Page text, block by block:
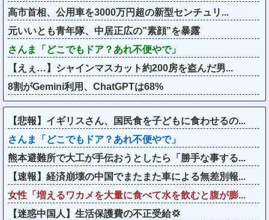
高市首相、公用車を3000万円超の新型センチュリ...
元いいとも青年隊、中居正広の”素顔”を暴露
さんま「どこでもドア？あれ不便やで」
【えぇ…】シャインマスカット約200房を盗んだ男...
8割がGemini利用、ChatGPTは68%
【悲報】イギリスさん、国民食を子どもに食わせるの...
さんま「どこでもドア？あれ不便やで」
熊本避難所で大工が手伝おうとしたら「勝手な事する...
【速報】経済崩壊の中国でまたまた車による無差別報...
女性「増えるワカメを大量に食べて水を飲むと腹が膨...
【迷惑中国人】生活保護費の不正受給💢